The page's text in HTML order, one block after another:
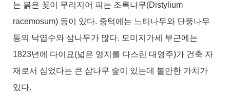
는 붉은 꽃이 무리지어 피는 조록나무(Distylium
racemosum) 등이 있다. 중턱에는 느티나무와 단풍나무
등의 낙엽수와 삼나무가 많다. 모미지가세 부근에는
1823년에 다이묘(넓은 영지를 다스린 대영주)가 건축 자
재로서 심었다는 큰 삼나무 숲이 있는데 볼만한 가치가
있다.